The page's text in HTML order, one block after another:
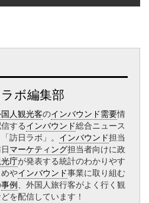
ボ編集部
人観光客のインバウンド需要情
するインバウンド総合ニュース
訪日ラボ」。 インバウンド担当
マーケティング担当者向けに政
庁が発表する統計のわかりやす
やインバウンド事業に取り組む
事例、外国人旅行客がよく行く観
を配信しています！